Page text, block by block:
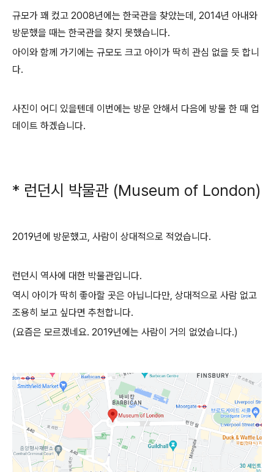
규모가 꽤 컸고 2008년에는 한국관을 찾았는데, 2014년 아내와
방문했을 때는 한국관을 찾지 못했습니다.
아이와 함께 가기에는 규모도 크고 아이가 딱히 관심 없을 듯 합니
다.
사진이 어디 있을텐데 이번에는 방문 안해서 다음에 방물 한 때 업
데이트 하겠습니다.
* 런던시 박물관 (Museum of London)
2019년에 방문했고, 사람이 상대적으로 적었습니다.
런던시 역사에 대한 박물관입니다.
역시 아이가 딱히 좋아할 곳은 아닙니다만, 상대적으로 사람 없고
조용히 보고 싶다면 추천합니다.
(요즘은 모르겠네요. 2019년에는 사람이 거의 없었습니다.)